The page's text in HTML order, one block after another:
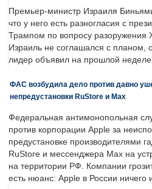
Премьер-министр Израиля
что у него есть разногласия с
Трампом по вопросу
Израиль не соглашался с планом,
лидер объявил на прошлой
ФАС возбудила дело против давно
непредустановки RuStore и Max
Федеральная антимонопольная
против корпорации Apple за
предустановке производителями
RuStore и мессенджера Max на
на территории РФ. Компании
есть нюанс: Apple в России ничего